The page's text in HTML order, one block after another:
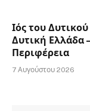
Ιός του
Δυτική Ελλάδα
Περιφέρεια
7 Αυγούστου 2026